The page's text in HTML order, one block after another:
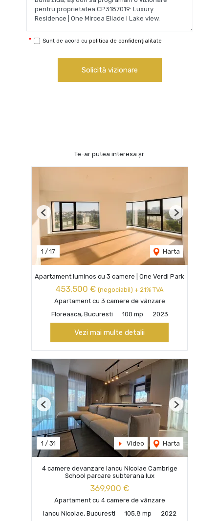
Sunt de acord cu politica de confidențialitate
Solicită vizionare
Te-ar putea interesa și:
1 / 17 Harta
Previous Next
Apartament luminos cu 3 camere | One Verdi Park
453,500 € (negociabil) + 21% TVA
Apartament cu 3 camere de vânzare
Floreasca, Bucuresti
100 mp 2023
Vezi mai multe detalii
1 / 31 Video Harta
Previous Next
4 camere devanzare Iancu Nicolae Cambrige
School parcare subterana lux
369,900 €
Apartament cu 4 camere de vânzare
Iancu Nicolae, Bucuresti
105.8 mp 2022